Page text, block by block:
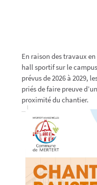
En raison des travaux
hall sportif sur le
prévus de 2026 à 2029,
priés de faire preuve
proximité du chantier.